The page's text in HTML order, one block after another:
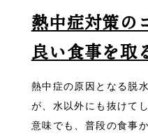
熱中症対策の
良い食事を取
熱中症の原因となる脱
が、水以外にも抜けて
意味でも、普段の食事